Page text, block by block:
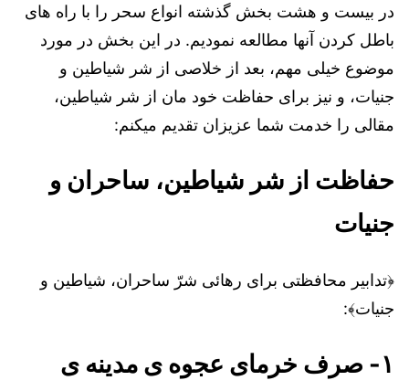
در بیست و هشت بخش گذشته انواع سحر را با راه های
باطل کردن آنها مطالعه نمودیم. در این بخش در مورد
موضوع خیلی مهم، بعد از خلاصی از شر شیاطین و
جنیات، و نیز برای حفاظت خود مان از شر شیاطین،
مقالی را خدمت شما عزیزان تقدیم میکنم:
حفاظت از شر شیاطین، ساحران و
جنیات
﴿تدابیر محافظتی برای رهائی شرّ ساحران، شیاطین و
جنیات﴾:
۱- صرف خرمای عجوه ی مدینه ی